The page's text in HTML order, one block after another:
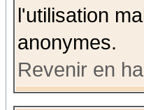
l'utilisation
anonymes.
Revenir en